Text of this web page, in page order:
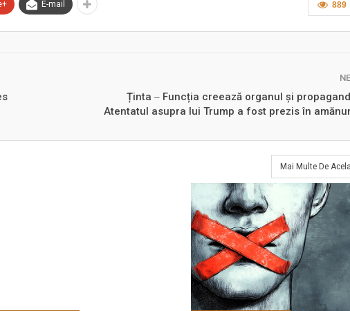
889
E-mail
Ținta ‒ Funcția creează organul și
Atentatul asupra lui Trump a fost prezis în
Mai Multe De